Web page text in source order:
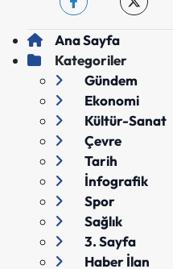
Ana Sayfa
Kategoriler
Gündem
Ekonomi
Kültür-Sanat
Çevre
Tarih
İnfografik
Spor
Sağlık
3. Sayfa
Haber İlan